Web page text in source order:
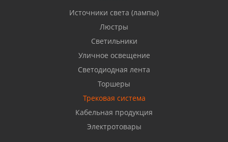
Бузулук, ул. Октябрьская, 24
Балаково, ул. Комарова, 55
Октябрьский, ул. Свердлова, 28
Источники света (лампы)
Люстры
Светильники
Уличное освещение
Светодиодная лента
Торшеры
Трековая система
Кабельная продукция
Электротовары